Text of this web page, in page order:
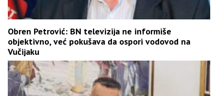
Obren Petrović: BN televizija ne informiše
objektivno, već pokušava da ospori vodovod na
Vučijaku